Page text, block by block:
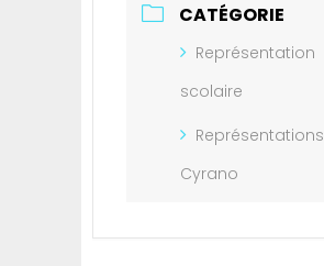
CATÉGORIE
Représentation
scolaire
Représentations
Cyrano